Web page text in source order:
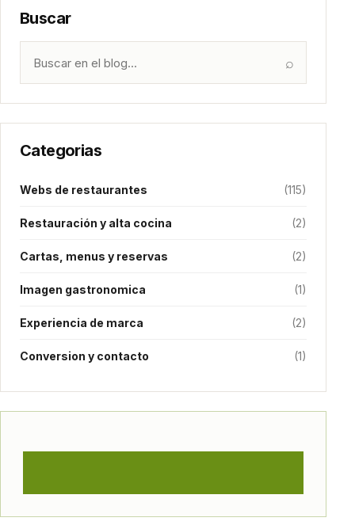
Buscar
⌕
Categorias
Webs de restaurantes (115)
Restauración y alta cocina (2)
Cartas, menus y reservas (2)
Imagen gastronomica (1)
Experiencia de marca (2)
Conversion y contacto (1)